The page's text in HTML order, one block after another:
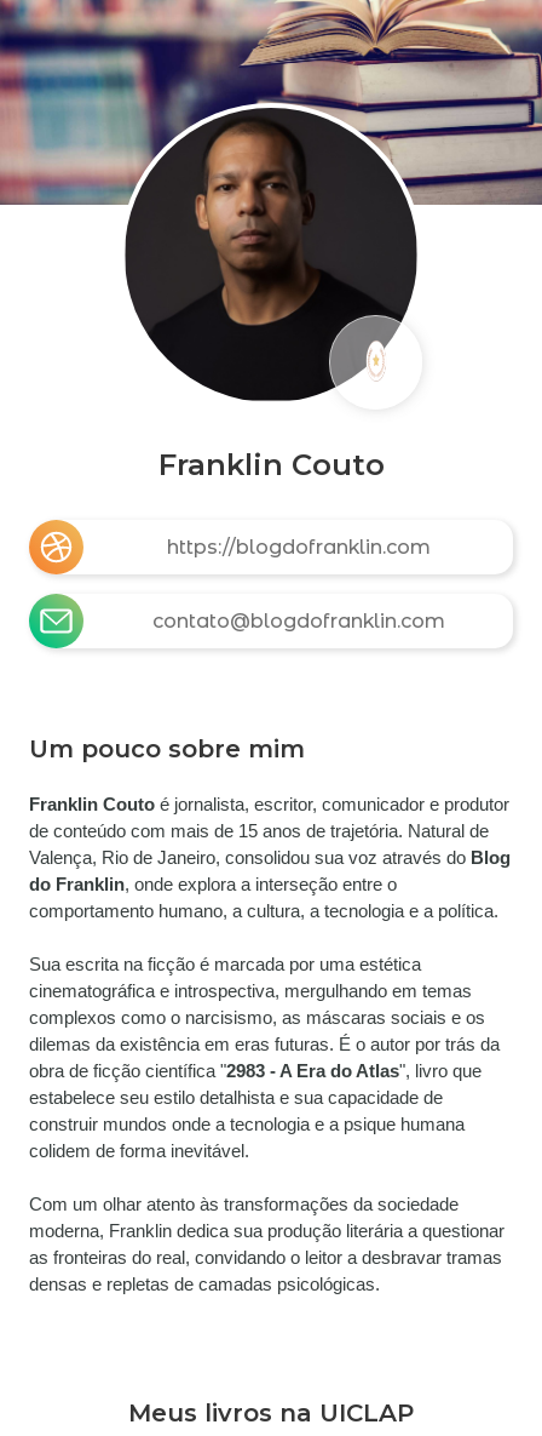
Franklin Couto
https://blogdofranklin.com
contato@blogdofranklin.com
Um pouco sobre mim
Franklin Couto é jornalista, escritor, comunicador e produtor
de conteúdo com mais de 15 anos de trajetória. Natural de
Valença, Rio de Janeiro, consolidou sua voz através do Blog
do Franklin, onde explora a interseção entre o
comportamento humano, a cultura, a tecnologia e a política.
Sua escrita na ficção é marcada por uma estética
cinematográfica e introspectiva, mergulhando em temas
complexos como o narcisismo, as máscaras sociais e os
dilemas da existência em eras futuras. É o autor por trás da
obra de ficção científica "2983 - A Era do Atlas", livro que
estabelece seu estilo detalhista e sua capacidade de
construir mundos onde a tecnologia e a psique humana
colidem de forma inevitável.
Com um olhar atento às transformações da sociedade
moderna, Franklin dedica sua produção literária a questionar
as fronteiras do real, convidando o leitor a desbravar tramas
densas e repletas de camadas psicológicas.
Meus livros na UICLAP